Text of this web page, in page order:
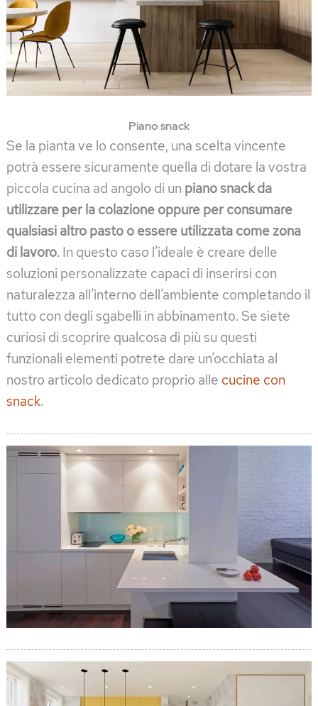
Piano snack
Se la pianta ve lo consente, una scelta vincente
potrà essere sicuramente quella di dotare la vostra
piccola cucina ad angolo di un piano snack da
utilizzare per la colazione oppure per consumare
qualsiasi altro pasto o essere utilizzata come zona
di lavoro. In questo caso l’ideale è creare delle
soluzioni personalizzate capaci di inserirsi con
naturalezza all’interno dell’ambiente completando il
tutto con degli sgabelli in abbinamento. Se siete
curiosi di scoprire qualcosa di più su questi
funzionali elementi potrete dare un’occhiata al
nostro articolo dedicato proprio alle cucine con
snack.